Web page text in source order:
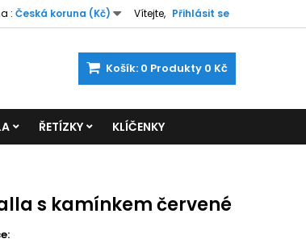
Vítejte, Přihlásit se
: Česká koruna (Kč)
Košík: 0 Produkty 0 Kč
ŘETÍZKY KLÍČENKY
s kamínkem červené